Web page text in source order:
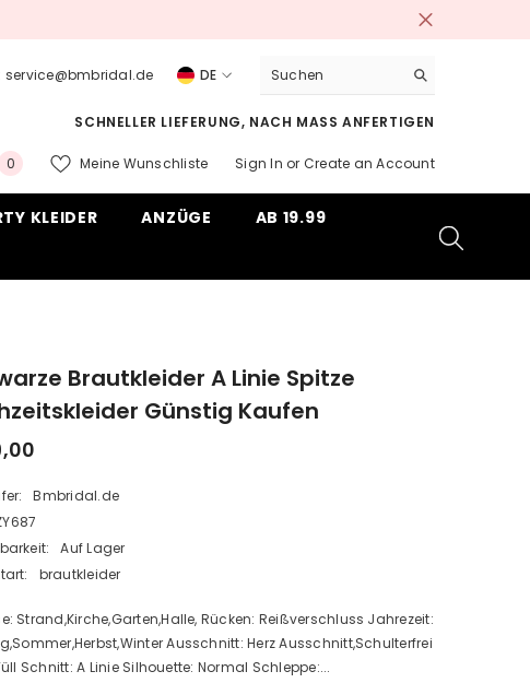
service@bmbridal.de
DE
SCHNELLER LIEFERUNG, NACH MASS ANFERTIGEN
00
Meine Wunschliste Sign In or Create an Account
KLEIDER ANZÜGE
AB 19.99
Brautkleider A Linie Spitze
Günstig Kaufen
Bmbridal.de
Auf Lager
brautkleider
Strand,Kirche,Garten,Halle, Rücken: Reißverschluss Jahrezeit:
Ausschnitt: Herz Ausschnitt,Schulterfrei
Schnitt: A Linie Silhouette: Normal Schleppe:...